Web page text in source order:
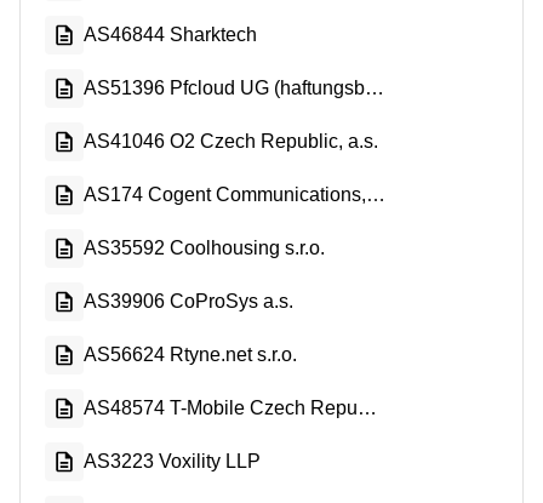
AS46844 Sharktech
AS51396 Pfcloud UG (haftungsbeschrankt)
AS41046 O2 Czech Republic, a.s.
AS174 Cogent Communications, LLC
AS35592 Coolhousing s.r.o.
AS39906 CoProSys a.s.
AS56624 Rtyne.net s.r.o.
AS48574 T-Mobile Czech Republic a.s.
AS3223 Voxility LLP